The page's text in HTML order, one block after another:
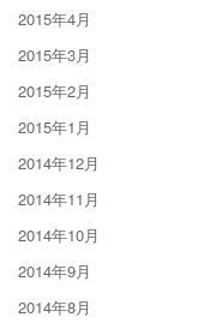
2015年4月
2015年3月
2015年2月
2015年1月
2014年12月
2014年11月
2014年10月
2014年9月
2014年8月